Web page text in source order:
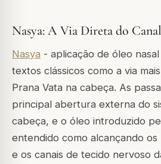
Nasya: A Via Direta do
Nasya - aplicação de óleo
textos clássicos como a via
Prana Vata na cabeça. As
principal abertura externa do
cabeça, e o óleo introduzido
entendido como alcançando os
e os canais de tecido nervoso